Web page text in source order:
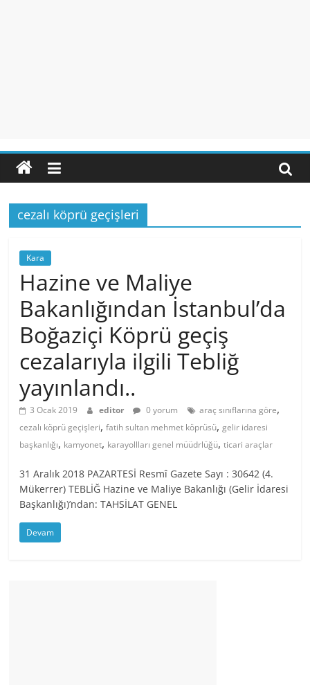
cezalı köprü geçişleri
Kara
Hazine ve Maliye
Bakanlığından İstanbul’da
Boğaziçi Köprü geçiş
cezalarıyla ilgili Tebliğ
yayınlandı..
3 Ocak 2019 editor 0 yorum araç sınıflarına göre,
cezalı köprü geçişleri,fatih sultan mehmet köprüsü,gelir idaresi
başkanlığı, kamyonet, karayollları genel müüdrlüğü,ticari araçlar
31 Aralık 2018 PAZARTESİ Resmî Gazete Sayı : 30642 (4.
Mükerrer) TEBLİĞ Hazine ve Maliye Bakanlığı (Gelir İdaresi
Başkanlığı)’ndan: TAHSİLAT GENEL
Devam